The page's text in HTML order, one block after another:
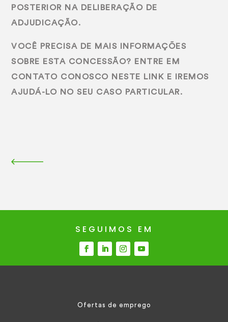
POSTERIOR NA DELIBERAÇÃO DE
ADJUDICAÇÃO.
VOCÊ PRECISA DE MAIS INFORMAÇÕES
SOBRE ESTA CONCESSÃO? ENTRE EM
CONTATO CONOSCO NESTE LINK E IREMOS
AJUDÁ-LO NO SEU CASO PARTICULAR.
SEGUIMOS EM
Ofertas de emprego